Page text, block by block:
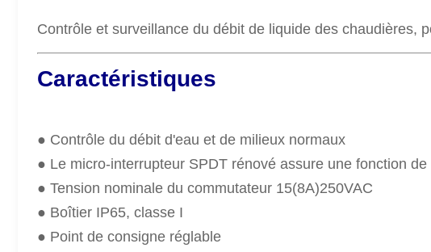
Contrôle et surveillance du débit de liquide des chaudières,
Caractéristiques
● Contrôle du débit d'eau et de milieux normaux
● Le micro-interrupteur SPDT rénové assure une fonction
● Tension nominale du commutateur 15(8A)250VAC
● Boîtier IP65, classe I
● Point de consigne réglable